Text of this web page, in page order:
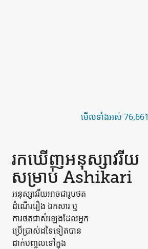
មើល​ទាំងអស់ 76,661
រកឃើញ​អនុស្សាវរីយ​
សម្រាប់ Ashikari
អនុស្សាវរីយ​អាច​ជា​រូបថត
ដំណើររឿង ឯកសារ ឬ​
ការថត​ជា​សំឡេង​ដែល​អ្នក
ប្រើប្រាស់​ដទៃទៀត​បាន​
ដាក់​បញ្ចូល​ទៅក្នុង​